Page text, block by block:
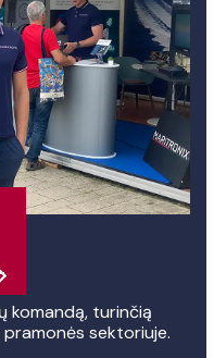
komandą, turinčią
sektoriuje.